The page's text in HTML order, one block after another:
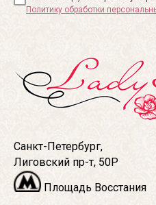
Политику обработки
Санкт-Петербург,
Лиговский пр-т, 50Р
Площадь Восстания